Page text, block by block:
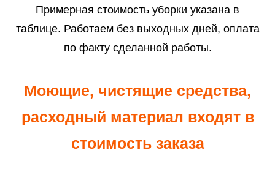
Примерная стоимость уборки указана в
таблице. Работаем без выходных дней, оплата
по факту сделанной работы.
Моющие, чистящие средства,
расходный материал входят в
стоимость заказа